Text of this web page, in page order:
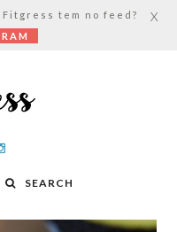
SEARCH
tem no feed?
X